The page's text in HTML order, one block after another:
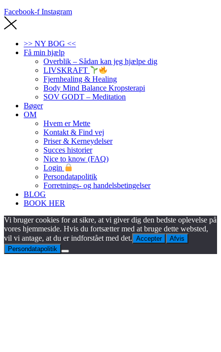
Facebook-f Instagram
>> NY BOG <<
Få min hjælp
Overblik – Sådan kan jeg hjælpe dig
LIVSKRAFT
Fjernhealing & Healing
Body Mind Balance Kropsterapi
SOV GODT – Meditation
Bøger
OM
Hvem er Mette
Kontakt & Find vej
Priser & Kerneydelser
Succes historier
Nice to know (FAQ)
Login
Persondatapolitik
Forretnings- og handelsbetingelser
BLOG
BOOK HER
Vi bruger cookies for at sikre, at vi giver dig den bedste oplevelse på
vores hjemmeside. Hvis du fortsætter med at bruge dette websted,
vil vi antage, at du er indforstået med det. Accepter
Afvis
Persondatapolitik